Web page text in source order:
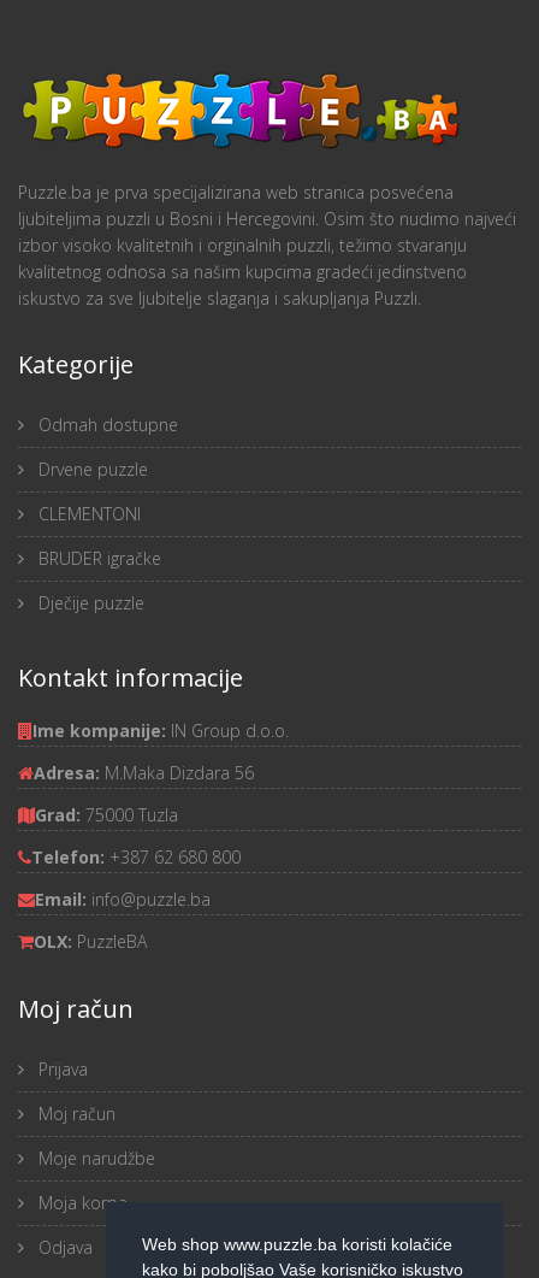
Puzzle.ba je prva specijalizirana web stranica posvećena
ljubiteljima puzzli u Bosni i Hercegovini. Osim što nudimo najveći
izbor visoko kvalitetnih i orginalnih puzzli, težimo stvaranju
kvalitetnog odnosa sa našim kupcima gradeći jedinstveno
iskustvo za sve ljubitelje slaganja i sakupljanja Puzzli.
Kategorije
Odmah dostupne
Drvene puzzle
CLEMENTONI
BRUDER igračke
Dječije puzzle
Kontakt informacije
Ime kompanije: IN Group d.o.o.
Adresa: M.Maka Dizdara 56
Grad: 75000 Tuzla
Telefon: +387 62 680 800
Email: info@puzzle.ba
OLX: PuzzleBA
Moj račun
Prijava
Moj račun
Moje narudžbe
Moja korpa
Odjava
Web shop www.puzzle.ba koristi kolačiće
kako bi poboljšao Vaše korisničko iskustvo